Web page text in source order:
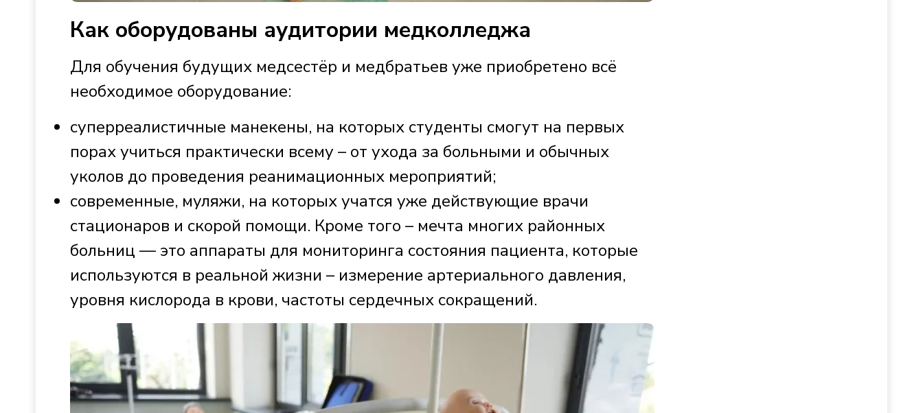
Как оборудованы аудитории медколледжа
Для обучения будущих медсестёр и медбратьев уже приобретено всё
необходимое оборудование:
суперреалистичные манекены, на которых студенты смогут на первых
порах учиться практически всему – от ухода за больными и обычных
уколов до проведения реанимационных мероприятий;
современные, муляжи, на которых учатся уже действующие врачи
стационаров и скорой помощи. Кроме того – мечта многих районных
больниц — это аппараты для мониторинга состояния пациента, которые
используются в реальной жизни – измерение артериального давления,
уровня кислорода в крови, частоты сердечных сокращений.